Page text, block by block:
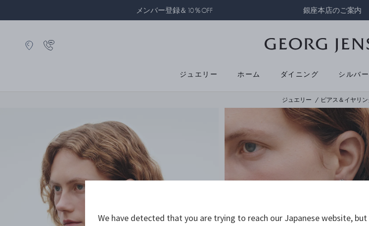
メンバー登録＆10％OFF 銀座本店のご案内
ジュエリー ホーム ダイニング シルバ
ジュエリー ピアス＆イヤリ
We have detected that you are trying to reach our Japanese website,